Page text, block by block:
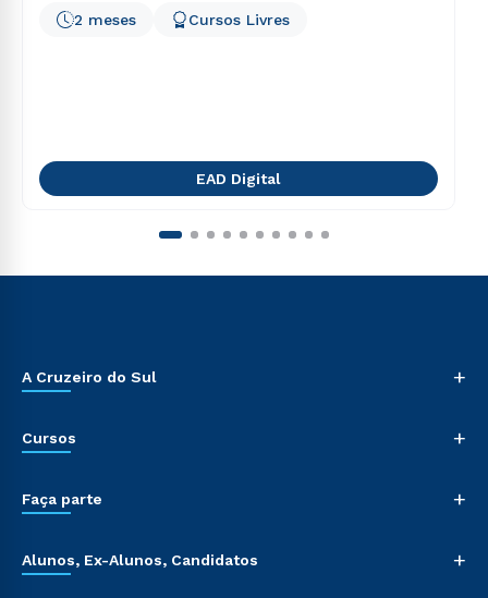
2 meses Cursos Livres
EAD Digital
A Cruzeiro do Sul +
Cursos +
Faça parte +
Alunos, Ex-Alunos, Candidatos +